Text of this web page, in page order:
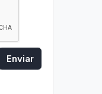
Enviar